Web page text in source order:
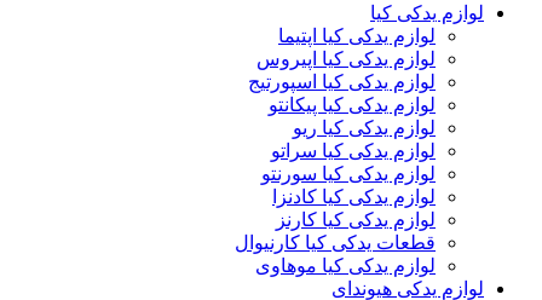
لوازم یدکی کیا
لوازم یدکی کیا اپتیما
لوازم یدکی کیا اپیروس
لوازم یدکی کیا اسپورتیج
لوازم یدکی کیا پیکانتو
لوازم یدکی کیا ریو
لوازم یدکی کیا سراتو
لوازم یدکی کیا سورنتو
لوازم یدکی کیا کادنزا
لوازم یدکی کیا کارنز
قطعات یدکی کیا کارنیوال
لوازم یدکی کیا موهاوی
لوازم یدکی هیوندای